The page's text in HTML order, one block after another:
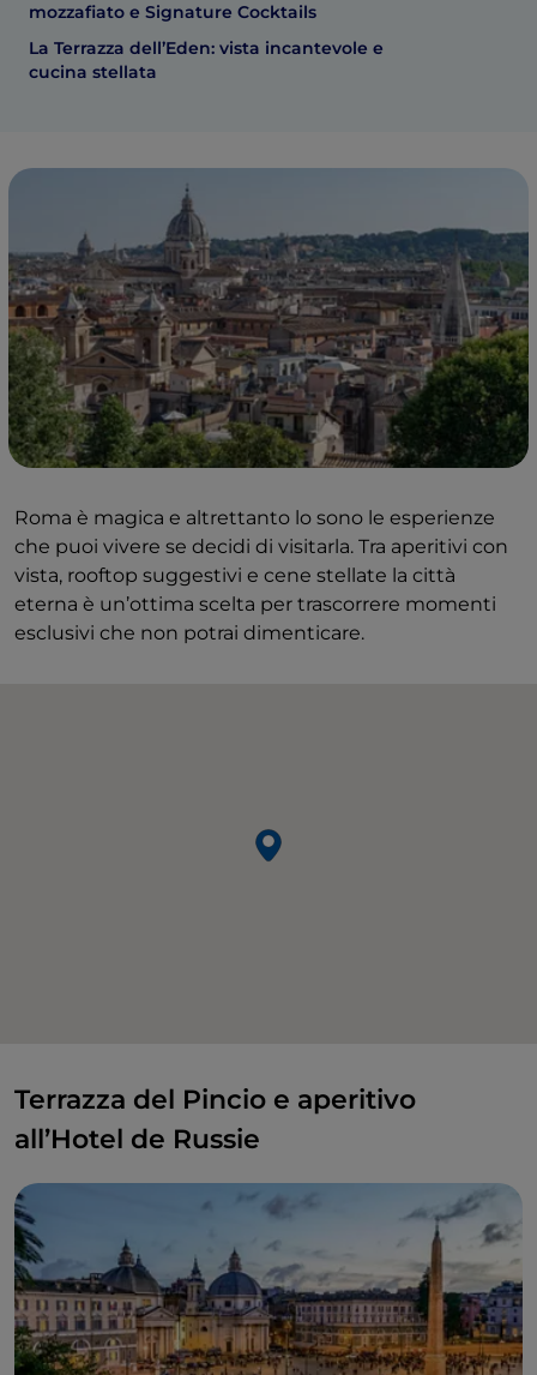
mozzafiato e Signature Cocktails
La Terrazza dell’Eden: vista incantevole e
cucina stellata
Roma è magica e altrettanto lo sono le esperienze
che puoi vivere se decidi di visitarla. Tra aperitivi con
vista, rooftop suggestivi e cene stellate la città
eterna è un’ottima scelta per trascorrere momenti
esclusivi che non potrai dimenticare.
Terrazza del Pincio e aperitivo
all’Hotel de Russie